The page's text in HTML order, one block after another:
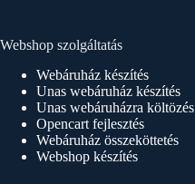
Webshop szolgáltatás
Webáruház készítés
Unas webáruház készítés
Unas webáruházra költözés
Opencart fejlesztés
Webáruház összeköttetés
Webshop készítés